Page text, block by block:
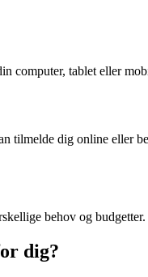
computer, tablet eller
tilmelde dig online eller
behov og
dig?